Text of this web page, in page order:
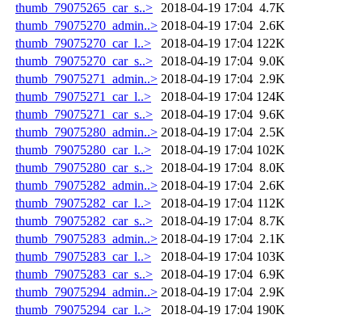
thumb_79075265_car_s..>
2018-04-19 17:04 4.7K
thumb_79075270_admin..> 2018-04-19 17:04 2.6K
thumb_79075270_car_l..>
2018-04-19 17:04 122K
thumb_79075270_car_s..>
2018-04-19 17:04 9.0K
thumb_79075271_admin..> 2018-04-19 17:04 2.9K
thumb_79075271_car_l..>
2018-04-19 17:04 124K
thumb_79075271_car_s..>
2018-04-19 17:04 9.6K
thumb_79075280_admin..> 2018-04-19 17:04 2.5K
thumb_79075280_car_l..>
2018-04-19 17:04 102K
thumb_79075280_car_s..>
2018-04-19 17:04 8.0K
thumb_79075282_admin..> 2018-04-19 17:04 2.6K
thumb_79075282_car_l..>
2018-04-19 17:04 112K
thumb_79075282_car_s..>
2018-04-19 17:04 8.7K
thumb_79075283_admin..> 2018-04-19 17:04 2.1K
thumb_79075283_car_l..>
2018-04-19 17:04 103K
thumb_79075283_car_s..>
2018-04-19 17:04 6.9K
thumb_79075294_admin..> 2018-04-19 17:04 2.9K
thumb_79075294_car_l..>
2018-04-19 17:04 190K